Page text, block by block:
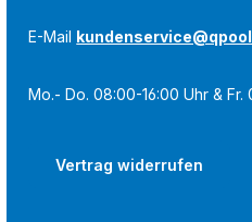
E-Mail
Mo.- Do. 08:00-16:00 Uhr & Fr.
Vertrag widerrufen